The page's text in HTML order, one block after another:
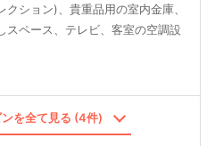
ション)、貴重品用の室内金庫、
スペース、テレビ、客室の空調設
を全て見る (4件)